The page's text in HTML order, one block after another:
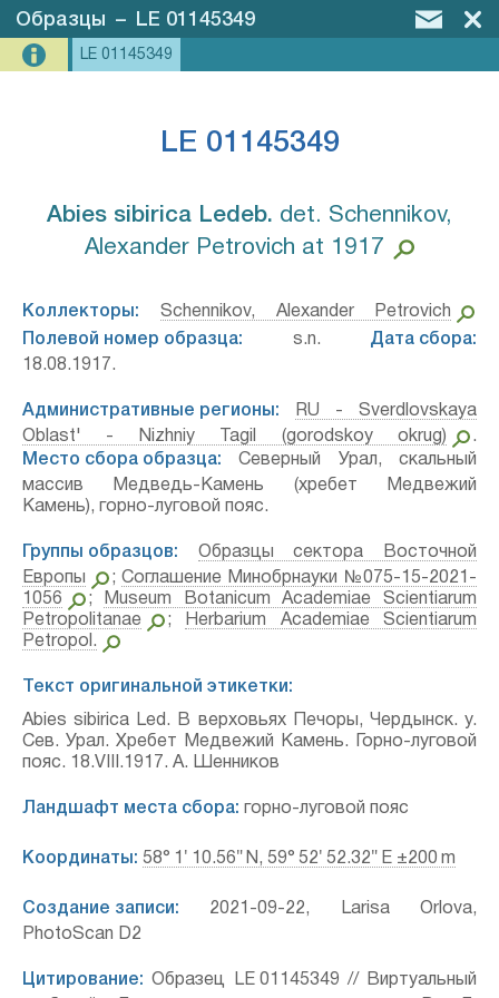
Образцы – LE 01145349
LE 01145349
LE 01145349
Abies sibirica Ledeb.⁣ det. Schennikov,
Alexander Petrovich at 1917
Коллекторы:
Schennikov, Alexander Petrovich
Полевой номер образца: s.n. Дата сбора:
18.08.1917.
Административные регионы:
RU - Sverdlovskaya
Oblast' - Nizhniy Tagil (gorodskoy okrug)
.
Место сбора образца: Северный Урал, скальный
массив Медведь-Камень (хребет Медвежий
Камень), горно-луговой пояс.
Группы образцов:
Образцы сектора Восточной
Европы
;Соглашение Минобрнауки №075-15-2021-
1056
;
Museum Botanicum Academiae Scientiarum
Petropolitanae
;
Herbarium Academiae Scientiarum
Petropol.
Текст оригинальной этикетки:
Abies sibirica Led. В верховьях Печоры, Чердынск. у.
Сев. Урал. Хребет Медвежий Камень. Горно-луговой
пояс. 18.VIII.1917. А. Шенников
Ландшафт места сбора: горно-луговой пояс
Координаты: 58° 1′ 10.56″ N, 59° 52′ 52.32″ E ±200 m
Создание записи: 2021-09-22, Larisa Orlova,
PhotoScan D2
Цитирование: Образец LE 01145349 // Виртуальный